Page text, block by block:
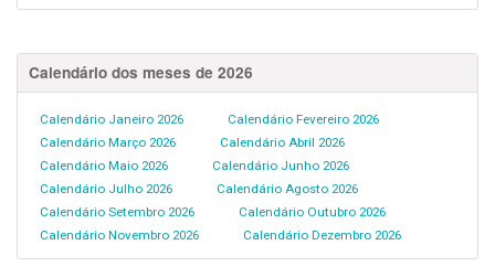
Calendário dos meses de 2026
Calendário Janeiro 2026
Calendário Fevereiro 2026
Calendário Março 2026
Calendário Abril 2026
Calendário Maio 2026
Calendário Junho 2026
Calendário Julho 2026
Calendário Agosto 2026
Calendário Setembro 2026
Calendário Outubro 2026
Calendário Novembro 2026
Calendário Dezembro 2026